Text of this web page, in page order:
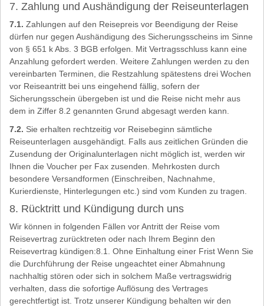
7. Zahlung und Aushändigung der Reiseunterlagen
7.1. Zahlungen auf den Reisepreis vor Beendigung der Reise
dürfen nur gegen Aushändigung des Sicherungsscheins im Sinne
von § 651 k Abs. 3 BGB erfolgen. Mit Vertragsschluss kann eine
Anzahlung gefordert werden. Weitere Zahlungen werden zu den
vereinbarten Terminen, die Restzahlung spätestens drei Wochen
vor Reiseantritt bei uns eingehend fällig, sofern der
Sicherungsschein übergeben ist und die Reise nicht mehr aus
dem in Ziffer 8.2 genannten Grund abgesagt werden kann.
7.2. Sie erhalten rechtzeitig vor Reisebeginn sämtliche
Reiseunterlagen ausgehändigt. Falls aus zeitlichen Gründen die
Zusendung der Originalunterlagen nicht möglich ist, werden wir
Ihnen die Voucher per Fax zusenden. Mehrkosten durch
besondere Versandformen (Einschreiben, Nachnahme,
Kurierdienste, Hinterlegungen etc.) sind vom Kunden zu tragen.
8. Rücktritt und Kündigung durch uns
Wir können in folgenden Fällen vor Antritt der Reise vom
Reisevertrag zurücktreten oder nach Ihrem Beginn den
Reisevertrag kündigen:8.1. Ohne Einhaltung einer Frist Wenn Sie
die Durchführung der Reise ungeachtet einer Abmahnung
nachhaltig stören oder sich in solchem Maße vertragswidrig
verhalten, dass die sofortige Auflösung des Vertrages
gerechtfertigt ist. Trotz unserer Kündigung behalten wir den